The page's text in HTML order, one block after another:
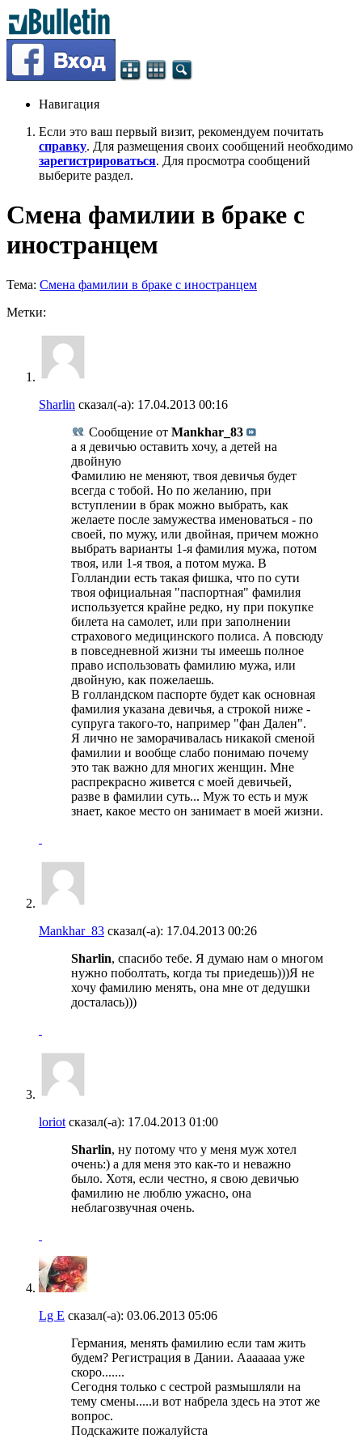
Навигация
Если это ваш первый визит, рекомендуем почитать
справку. Для размещения своих сообщений необходимо
зарегистрироваться. Для просмотра сообщений
выберите раздел.
Смена фамилии в браке с
иностранцем
Тема: Смена фамилии в браке с иностранцем
Метки:
Sharlin сказал(-а): 17.04.2013 00:16
Сообщение от Mankhar_83
а я девичью оставить хочу, а детей на
двойную
Фамилию не меняют, твоя девичья будет
всегда с тобой. Но по желанию, при
вступлении в брак можно выбрать, как
желаете после замужества именоваться - по
своей, по мужу, или двойная, причем можно
выбрать варианты 1-я фамилия мужа, потом
твоя, или 1-я твоя, а потом мужа. В
Голландии есть такая фишка, что по сути
твоя официальная "паспортная" фамилия
используется крайне редко, ну при покупке
билета на самолет, или при заполнении
страхового медицинского полиса. А повсюду
в повседневной жизни ты имеешь полное
право использовать фамилию мужа, или
двойную, как пожелаешь.
В голландском паспорте будет как основная
фамилия указана девичья, а строкой ниже -
супруга такого-то, например "фан Дален".
Я лично не заморачивалась никакой сменой
фамилии и вообще слабо понимаю почему
это так важно для многих женщин. Мне
распрекрасно живется с моей девичьей,
разве в фамилии суть... Муж то есть и муж
знает, какое место он занимает в моей жизни.
Mankhar_83 сказал(-а): 17.04.2013 00:26
Sharlin, спасибо тебе. Я думаю нам о многом
нужно поболтать, когда ты приедешь)))Я не
хочу фамилию менять, она мне от дедушки
досталась)))
loriot сказал(-а): 17.04.2013 01:00
Sharlin, ну потому что у меня муж хотел
очень:) а для меня это как-то и неважно
было. Хотя, если честно, я свою девичью
фамилию не люблю ужасно, она
неблагозвучная очень.
Lg E сказал(-а): 03.06.2013 05:06
Германия, менять фамилию если там жить
будем? Регистрация в Дании. Ааааааа уже
скоро.......
Сегодня только с сестрой размышляли на
тему смены.....и вот набрела здесь на этот же
вопрос.
Подскажите пожалуйста